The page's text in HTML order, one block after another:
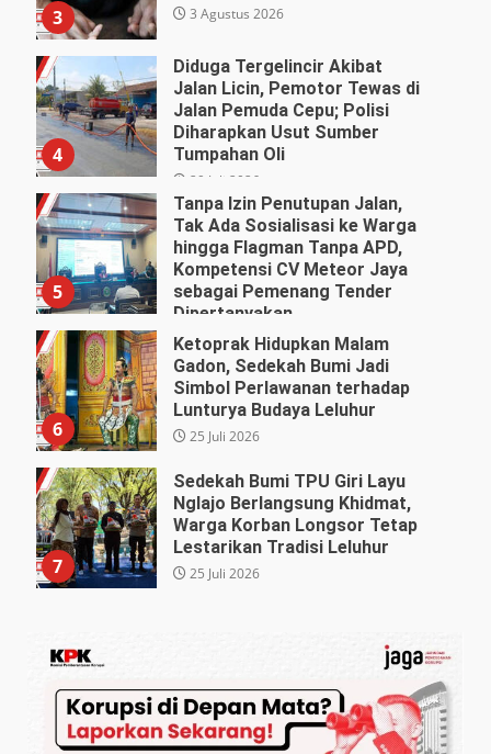
3 3 Agustus 2026
4
Diduga Tergelincir Akibat
Jalan Licin, Pemotor Tewas di
Jalan Pemuda Cepu; Polisi
Diharapkan Usut Sumber
Tumpahan Oli
29 Juli 2026
5
Tanpa Izin Penutupan Jalan,
Tak Ada Sosialisasi ke Warga
hingga Flagman Tanpa APD,
Kompetensi CV Meteor Jaya
sebagai Pemenang Tender
Dipertanyakan
27 Juli 2026
6
Ketoprak Hidupkan Malam
Gadon, Sedekah Bumi Jadi
Simbol Perlawanan terhadap
Lunturya Budaya Leluhur
25 Juli 2026
7
Sedekah Bumi TPU Giri Layu
Nglajo Berlangsung Khidmat,
Warga Korban Longsor Tetap
Lestarikan Tradisi Leluhur
25 Juli 2026